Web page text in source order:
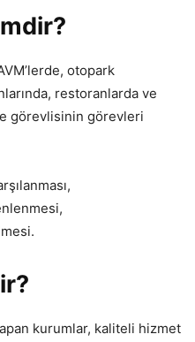
otopark
restoranlarda ve
görevlisinin görevleri
kurumlar, kaliteli hizmet